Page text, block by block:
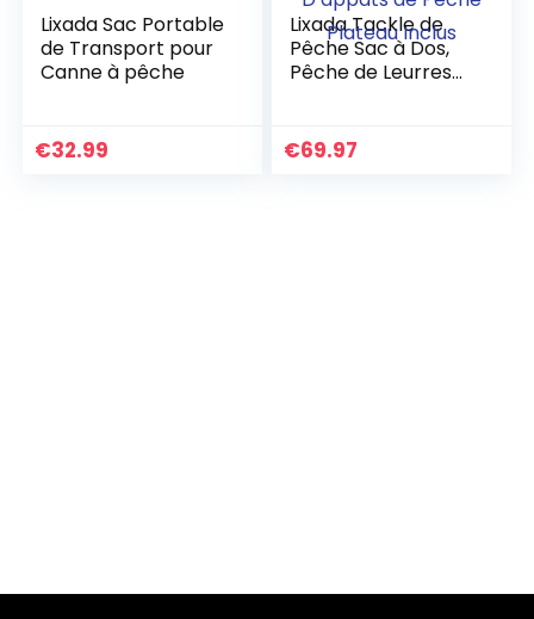
Lixada Sac Portable
de Transport pour
Canne à pêche
€32.99
Lixada Tackle de
Pêche Sac à Dos,
Pêche de Leurres
D’appâts de Pêche
€69.97